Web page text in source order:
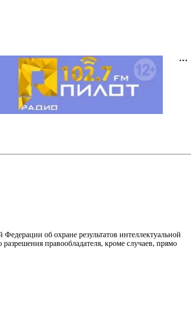
об охране результатов интеллектуальной
правообладателя, кроме случаев, прямо